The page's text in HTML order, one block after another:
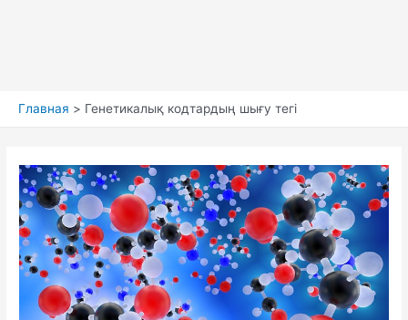
Главная Генетикалық кодтардың шығу тегі